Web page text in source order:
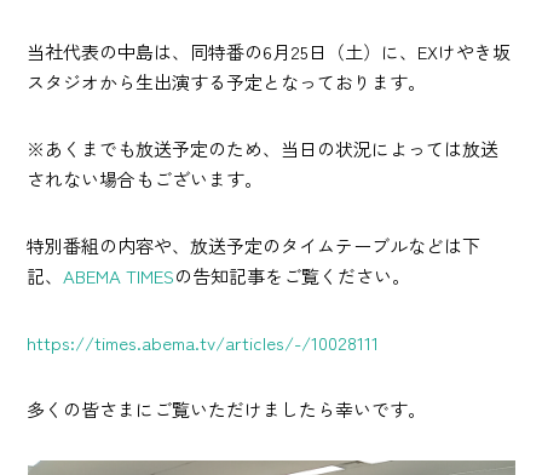
当社代表の中島は、同特番の6月25日（土）に、EXけやき坂
スタジオから生出演する予定となっております。
※あくまでも放送予定のため、当日の状況によっては放送
されない場合もございます。
特別番組の内容や、放送予定のタイムテーブルなどは下
記、ABEMA TIMESの告知記事をご覧ください。
https://times.abema.tv/articles/-/10028111
多くの皆さまにご覧いただけましたら幸いです。